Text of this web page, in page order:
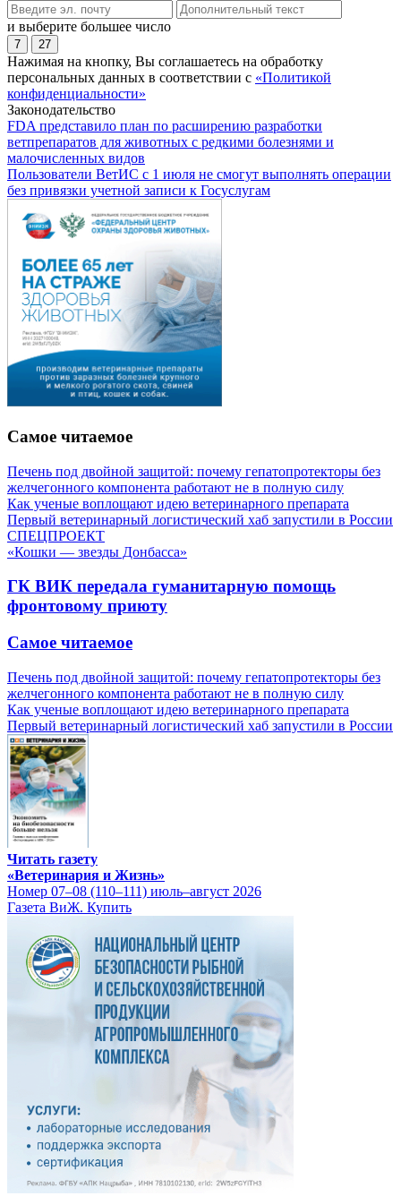
и выберите большее число
7 27
Нажимая на кнопку, Вы соглашаетесь на обработку
персональных данных в соответствии с «Политикой
конфиденциальности»
Законодательство
FDA представило план по расширению разработки
ветпрепаратов для животных с редкими болезнями и
малочисленных видов
Пользователи ВетИС с 1 июля не смогут выполнять операции
без привязки учетной записи к Госуслугам
Самое читаемое
Печень под двойной защитой: почему гепатопротекторы без
желчегонного компонента работают не в полную силу
Как ученые воплощают идею ветеринарного препарата
Первый ветеринарный логистический хаб запустили в России
СПЕЦПРОЕКТ
«Кошки — звезды Донбасса»
ГК ВИК передала гуманитарную помощь
фронтовому приюту
Самое читаемое
Печень под двойной защитой: почему гепатопротекторы без
желчегонного компонента работают не в полную силу
Как ученые воплощают идею ветеринарного препарата
Первый ветеринарный логистический хаб запустили в России
Читать газету
«Ветеринария и Жизнь»
Номер 07–08 (110–111) июль–август 2026
Газета ВиЖ. Купить